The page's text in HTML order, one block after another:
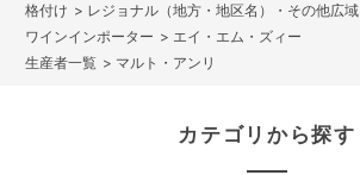
> レジョナル（地方・地区名）・その他広域
> エイ・エム・ズィー
> マルト・アンリ
カテゴリから探す